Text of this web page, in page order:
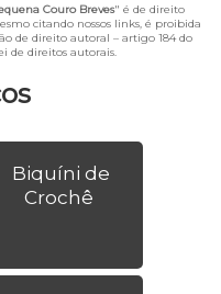
Biquíni de
Crochê
Couro Breves" é de direito
citando nossos links, é proibida
de direito autoral – artigo 184 do
de direitos autorais.